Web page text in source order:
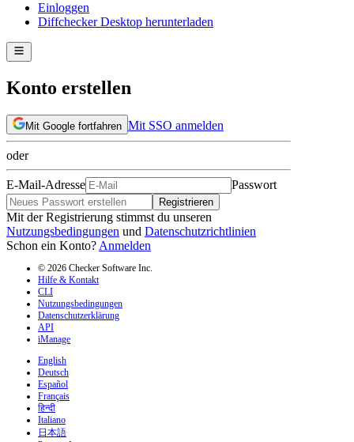
Einloggen
Diffchecker Desktop herunterladen
Konto erstellen
Mit Google fortfahren Mit SSO anmelden
oder
E-Mail-Adresse Passwort
Registrieren
Mit der Registrierung stimmst du unseren
Nutzungsbedingungen und Datenschutzrichtlinien
Schon ein Konto? Anmelden
© 2026 Checker Software Inc.
Hilfe & Kontakt
CLI
Nutzungsbedingungen
Datenschutzerklärung
API
iManage
English
Deutsch
Español
Français
हिन्दी
Italiano
日本語